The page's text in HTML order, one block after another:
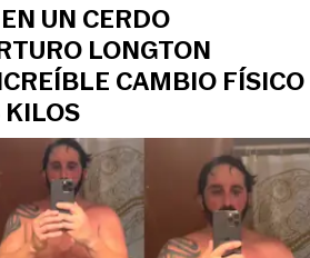
UN CERDO
LONGTON
CAMBIO FÍSICO